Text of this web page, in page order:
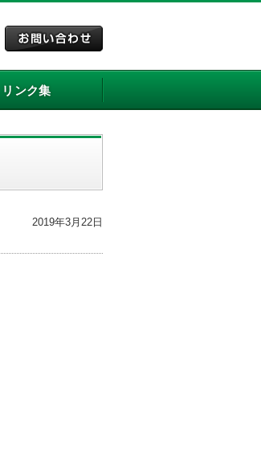
リンク集
2019年3月22日